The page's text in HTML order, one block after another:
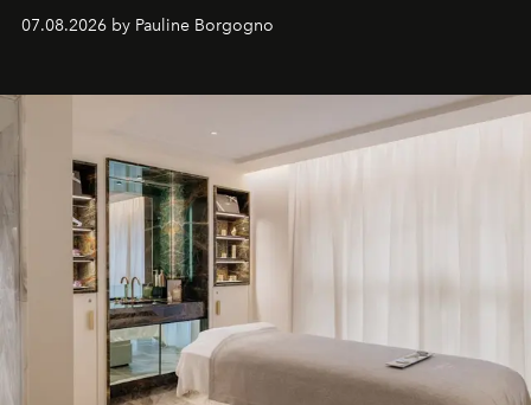
inédites et plongée dans les coulisses d'un phénomène
générationnel.
07.08.2026 by Pauline Borgogno